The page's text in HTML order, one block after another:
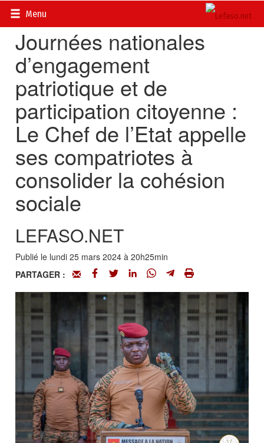
Menu
Accueil>
Journées nationales
d’engagement
patriotique et de
participation citoyenne :
Le Chef de l’Etat appelle
ses compatriotes à
consolider la cohésion
sociale
LEFASO.NET
Publié le lundi 25 mars 2024 à 20h25min
PARTAGER :